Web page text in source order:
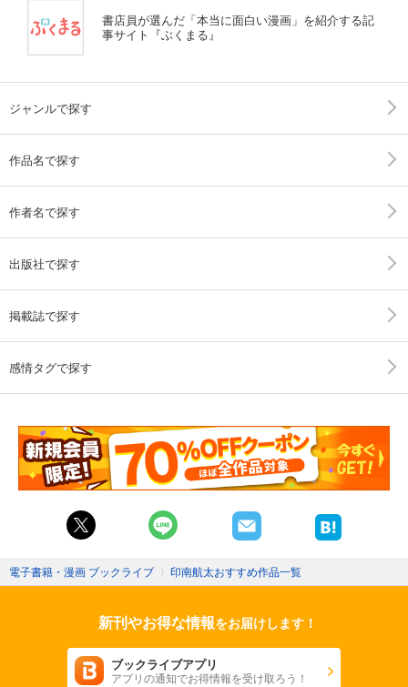
書店員が選んだ「本当に面白い漫画」を紹介する記
事サイト『ぶくまる』
ジャンルで探す
作品名で探す
作者名で探す
出版社で探す
掲載誌で探す
感情タグで探す
電子書籍・漫画 ブックライブ 〉 印南航太おすすめ作品一覧
新刊やお得な情報をお届けします！
ブックライブアプリ
アプリの通知でお得情報を受け取ろう！